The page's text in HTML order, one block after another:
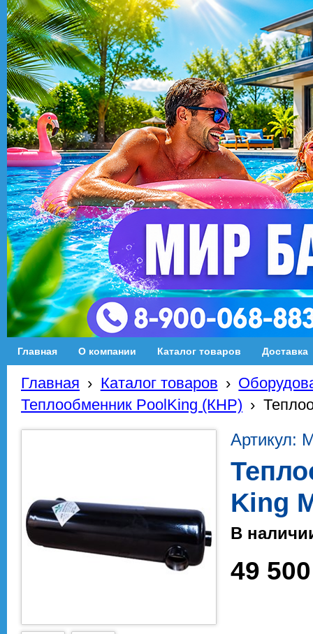
Главная О компании Каталог товаров Доставка
Главная › Каталог товаров ›
Теплообменник PoolKing (КНР) ›
Артикул:
King
В
49 500